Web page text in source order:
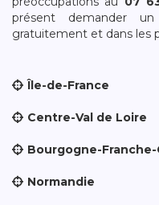
présent demander
gratuitement et dans les
Île-de-France
Centre-Val de Loire
Bourgogne-
Normandie